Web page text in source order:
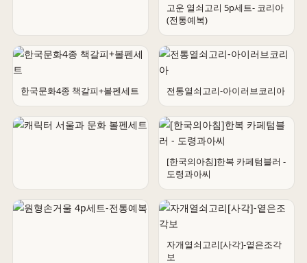
예쁜 한국볼펜5종
고운 열쇠고리 5p세트- 코리아
(전통예복)
한국문화4종 책갈피+볼펜세트 전통열쇠고리-아이러브코리아
캐릭터 서울과 문화 볼펜세트
[한국의아침]한복 카페텀블러 -
도령과아씨
자개열쇠고리[사각]-옅은조각
보